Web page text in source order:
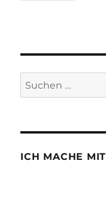
Suchen
nach:
ICH MACHE MIT